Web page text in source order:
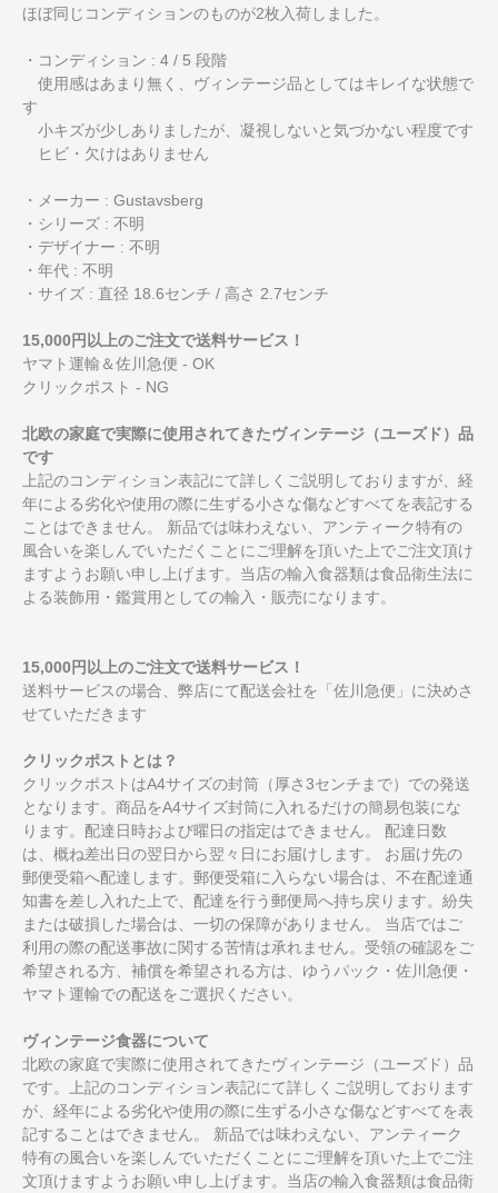
ほぼ同じコンディションのものが2枚入荷しました。
・コンディション : 4 / 5 段階
使用感はあまり無く、ヴィンテージ品としてはキレイな状態で
す
小キズが少しありましたが、凝視しないと気づかない程度です
ヒビ・欠けはありません
・メーカー : Gustavsberg
・シリーズ : 不明
・デザイナー : 不明
・年代 : 不明
・サイズ : 直径 18.6センチ / 高さ 2.7センチ
15,000円以上のご注文で送料サービス！
ヤマト運輸＆佐川急便 - OK
クリックポスト - NG
北欧の家庭で実際に使用されてきたヴィンテージ（ユーズド）品
です
上記のコンディション表記にて詳しくご説明しておりますが、経
年による劣化や使用の際に生ずる小さな傷などすべてを表記する
ことはできません。 新品では味わえない、アンティーク特有の
風合いを楽しんでいただくことにご理解を頂いた上でご注文頂け
ますようお願い申し上げます。当店の輸入食器類は食品衛生法に
よる装飾用・鑑賞用としての輸入・販売になります。
15,000円以上のご注文で送料サービス！
送料サービスの場合、弊店にて配送会社を「佐川急便」に決めさ
せていただきます
クリックポストとは？
クリックポストはA4サイズの封筒（厚さ3センチまで）での発送
となります。商品をA4サイズ封筒に入れるだけの簡易包装にな
ります。配達日時および曜日の指定はできません。 配達日数
は、概ね差出日の翌日から翌々日にお届けします。 お届け先の
郵便受箱へ配達します。郵便受箱に入らない場合は、不在配達通
知書を差し入れた上で、配達を行う郵便局へ持ち戻ります。紛失
または破損した場合は、一切の保障がありません。 当店ではご
利用の際の配送事故に関する苦情は承れません。受領の確認をご
希望される方、補償を希望される方は、ゆうパック・佐川急便・
ヤマト運輸での配送をご選択ください。
ヴィンテージ食器について
北欧の家庭で実際に使用されてきたヴィンテージ（ユーズド）品
です。上記のコンディション表記にて詳しくご説明しております
が、経年による劣化や使用の際に生ずる小さな傷などすべてを表
記することはできません。 新品では味わえない、アンティーク
特有の風合いを楽しんでいただくことにご理解を頂いた上でご注
文頂けますようお願い申し上げます。当店の輸入食器類は食品衛